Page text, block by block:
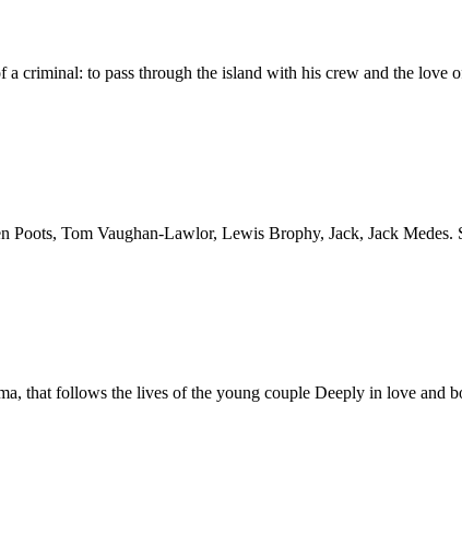
criminal: to pass through the island with his crew and the
Tom Vaughan-Lawlor, Lewis Brophy, Jack, Jack Medes.
that follows the lives of the young couple Deeply in love and